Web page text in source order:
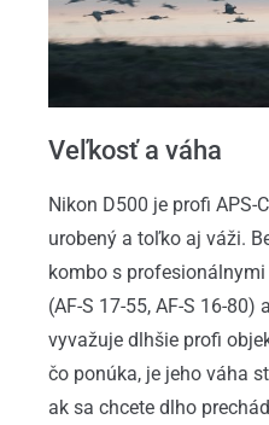
Veľkosť a váha
Nikon D500 je profi APS-
urobený a toľko aj váži.
kombo s
(AF-S 17-55, AF-S 16-
vyvažuje dlhšie profi
čo ponúka, je jeho váha
ak sa chcete dlho